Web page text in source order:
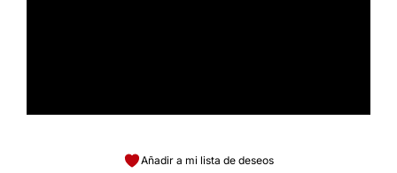
Añadir a mi lista de deseos